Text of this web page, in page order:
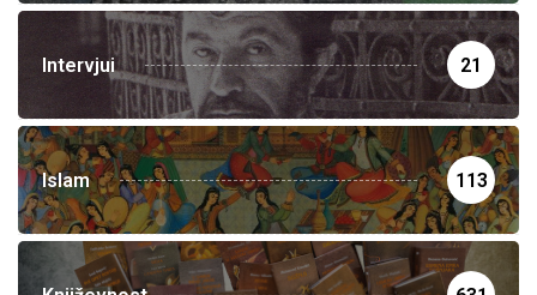
Intervjui 21
Islam 113